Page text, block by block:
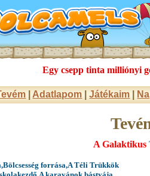
Egy csepp tinta milliónyi
Adatlapom |Játékaim
A Galaktikus
forrása,A Téli Trükkök